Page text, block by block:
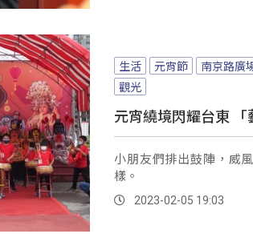
生活 元宵節 南京路廣
觀光
元宵繞境閃耀台東
小朋友們排出鼓陣，威
樣。
2023-02-05 19:03